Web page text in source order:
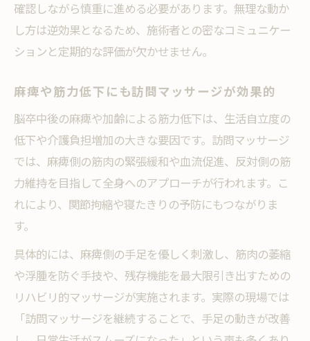
確認しながら慎重に進める必要があります。無理な動か
し方は逆効果となるため、施術者との密なコミュニケー
ションと定期的な評価が欠かせません。
麻痺や筋力低下にも訪問マッサージが効果的
脳卒中後の麻痺や加齢による筋力低下は、生活自立度の
低下や介護負担増加の大きな要因です。訪問マッサージ
では、麻痺側の筋肉の緊張緩和や血流促進、反対側の筋
力維持を目指して全身へのアプローチが行われます。こ
れにより、関節拘縮や寝たきりの予防にもつながりま
す。
具体的には、麻痺側の手足を優しく刺激し、筋肉の萎縮
や浮腫を防ぐ手技や、残存機能を最大限引き出すための
リハビリ的マッサージが実施されます。実際の現場では
「訪問マッサージを継続することで、手足の動きが改善